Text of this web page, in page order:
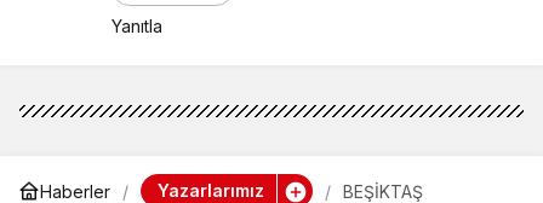
Yanıtla
Haberler Yazarlarımız BEŞİKTAŞ